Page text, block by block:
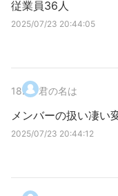
従業員36人
2025/07/23 20:44:05
18. 君の名は
メンバーの扱い凄い
2025/07/23 20:44:12